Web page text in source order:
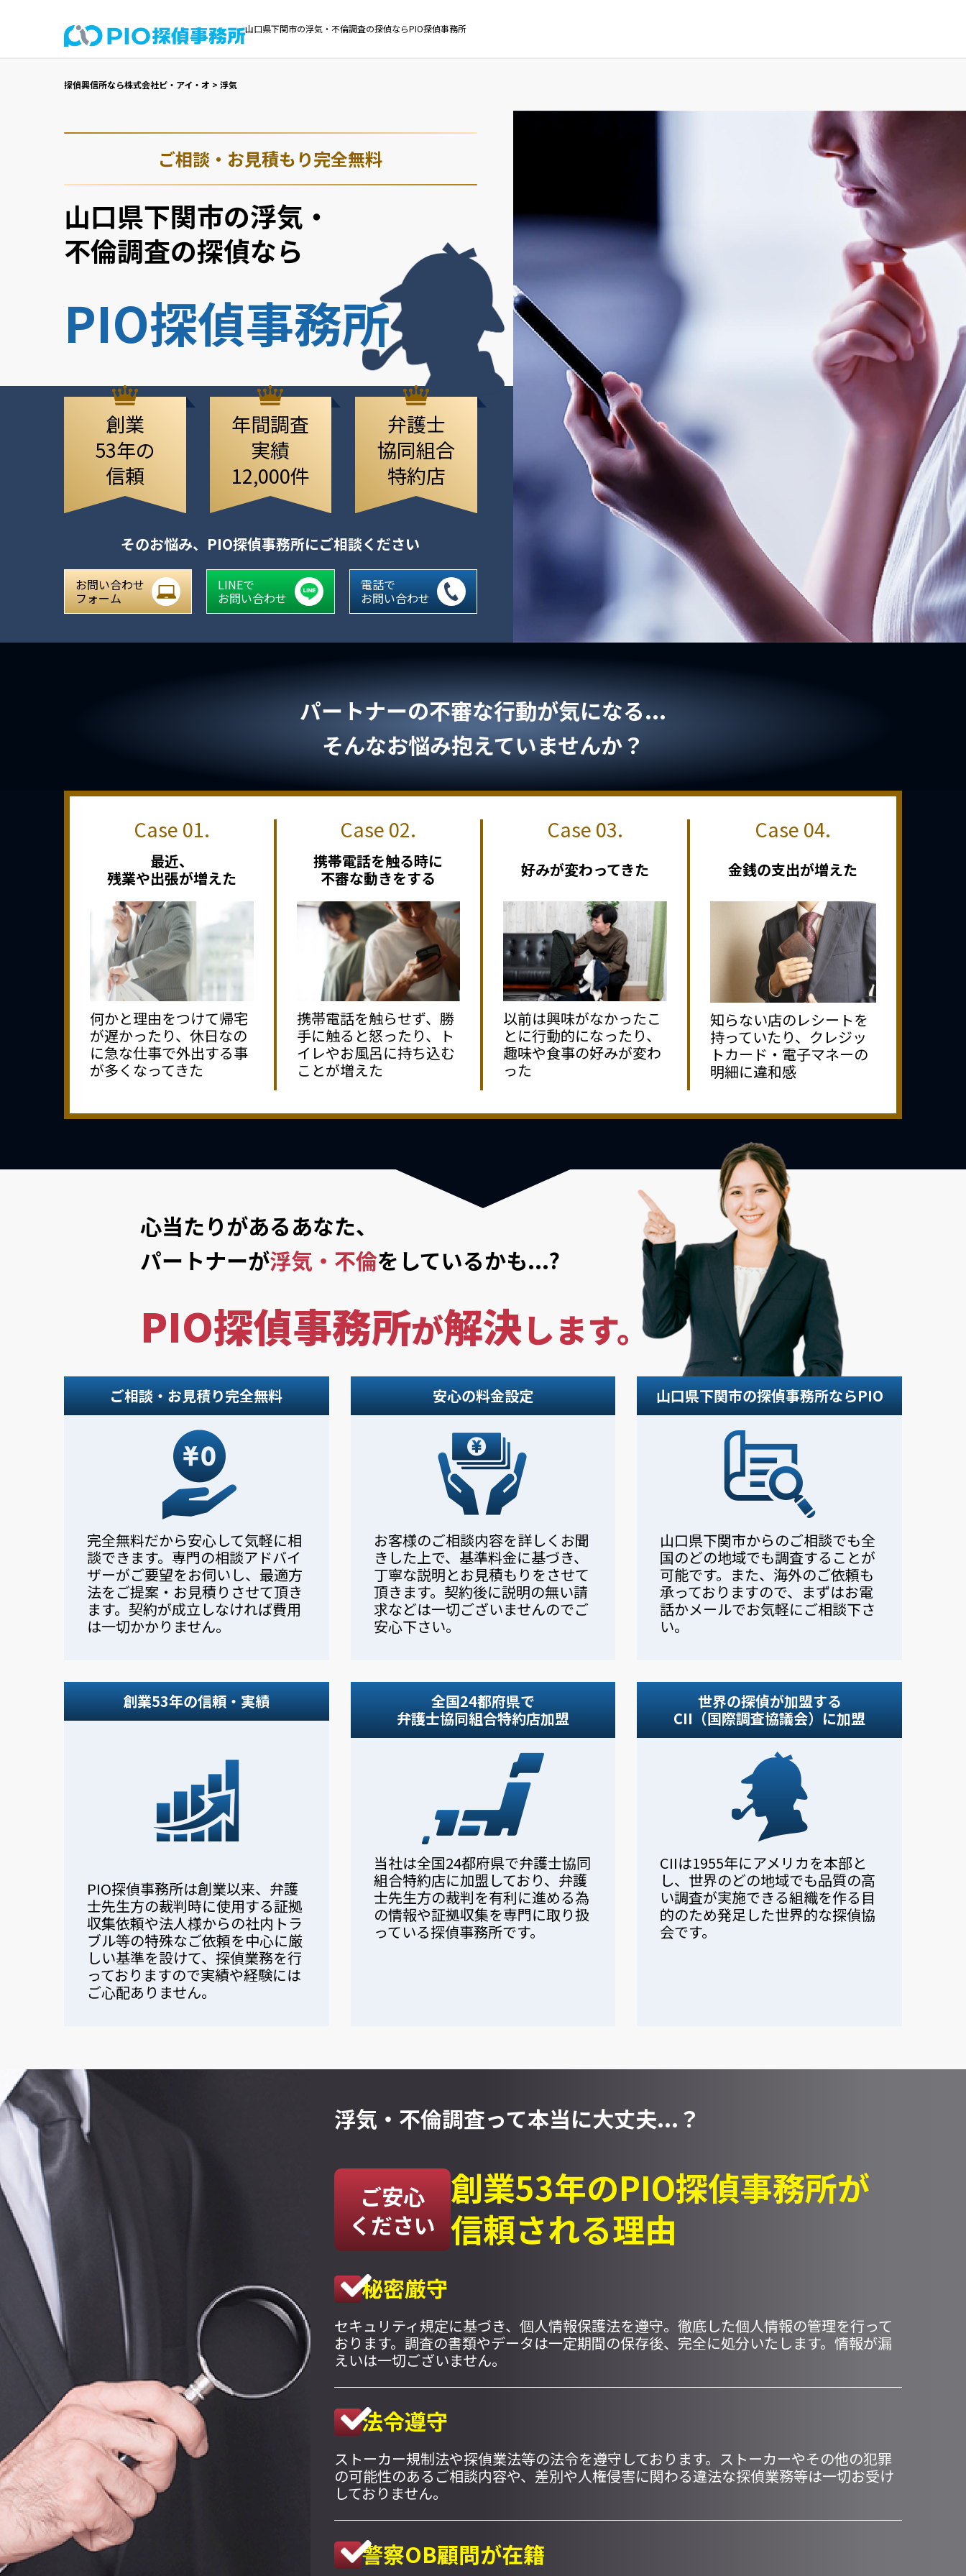
山口県下関市の浮気・不倫調査の探偵ならPIO探偵事務所
探偵興信所なら株式会社ピ・アイ・オ > 浮気
ご相談・お見積もり完全無料
山口県下関市の浮気・
不倫調査の探偵なら
PIO探偵事務所
創業
53年の
信頼
年間調査
実績
12,000件
弁護士
協同組合
特約店
そのお悩み、 PIO探偵事務所にご相談ください
お問い合わせ
フォーム
LINEで
お問い合わせ
電話で
お問い合わせ
パートナーの不審な行動が気になる...
そんなお悩み抱えていませんか？
最近、
残業や出張が増えた
何かと理由をつけて帰宅
が遅かったり、休日なの
に急な仕事で外出する事
が多くなってきた
携帯電話を触る時に
不審な動きをする
携帯電話を触らせず、勝
手に触ると怒ったり、ト
イレやお風呂に持ち込む
ことが増えた
好みが変わってきた
以前は興味がなかったこ
とに行動的になったり、
趣味や食事の好みが変わ
った
金銭の支出が増えた
知らない店のレシートを
持っていたり、クレジッ
トカード・電子マネーの
明細に違和感
心当たりがあるあなた、
パートナーが浮気・不倫を しているかも...?
PIO探偵事務所が解決します。
ご相談・お見積り完全無料
完全無料だから安心して気軽に相
談できます。専門の相談アドバイ
ザーがご要望をお伺いし、最適方
法をご提案・お見積りさせて頂き
ます。契約が成立しなければ費用
は一切かかりません。
安心の料金設定
お客様のご相談内容を詳しくお聞
きした上で、基準料金に基づき、
丁寧な説明とお見積もりをさせて
頂きます。契約後に説明の無い請
求などは一切ございませんのでご
安心下さい。
山口県下関市の探偵事務所ならPIO
山口県下関市からのご相談でも全
国のどの地域でも調査することが
可能です。また、海外のご依頼も
承っておりますので、まずはお電
話かメールでお気軽にご相談下さ
い。
創業53年の信頼・実績
PIO探偵事務所は創業以来、弁護
士先生方の裁判時に使用する証拠
収集依頼や法人様からの社内トラ
ブル等の特殊なご依頼を中心に厳
しい基準を設けて、探偵業務を行
っておりますので実績や経験には
ご心配ありません。
全国24都府県で
弁護士協同組合特約店加盟
当社は全国24都府県で弁護士協同
組合特約店に加盟しており、弁護
士先生方の裁判を有利に進める為
の情報や証拠収集を専門に取り扱
っている探偵事務所です。
世界の探偵が加盟する
CII（国際調査協議会）に加盟
CIIは1955年にアメリカを本部と
し、世界のどの地域でも品質の高
い調査が実施できる組織を作る目
的のため発足した世界的な探偵協
会です。
浮気・不倫調査って本当に大丈夫...？
ご安心
ください
創業53年のPIO探偵事務所が
信頼される理由
秘密厳守
セキュリティ規定に基づき、個人情報保護法を遵守。徹底した個人情報の管理を行って
おります。調査の書類やデータは一定期間の保存後、完全に処分いたします。情報が漏
えいは一切ございません。
法令遵守
ストーカー規制法や探偵業法等の法令を遵守しております。ストーカーやその他の犯罪
の可能性のあるご相談内容や、差別や人権侵害に関わる違法な探偵業務等は一切お受け
しておりません。
警察OB顧問が在籍